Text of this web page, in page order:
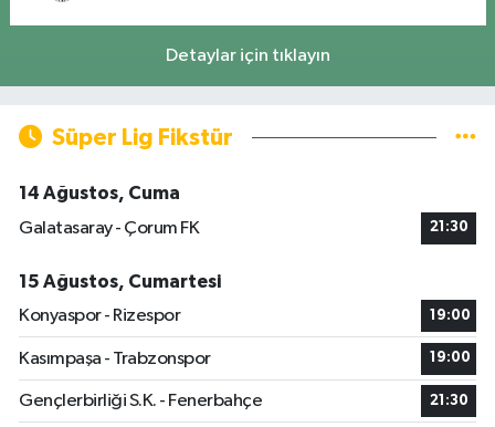
Detaylar için tıklayın
Süper Lig Fikstür
14 Ağustos, Cuma
Galatasaray - Çorum FK
21:30
15 Ağustos, Cumartesi
Konyaspor - Rizespor
19:00
Kasımpaşa - Trabzonspor 19:00
Gençlerbirliği S.K. - Fenerbahçe 21:30